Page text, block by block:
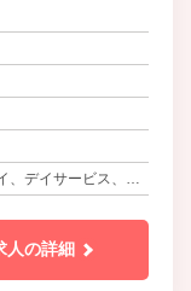
店) 徒歩9分
、デイサービス、居
人の詳細